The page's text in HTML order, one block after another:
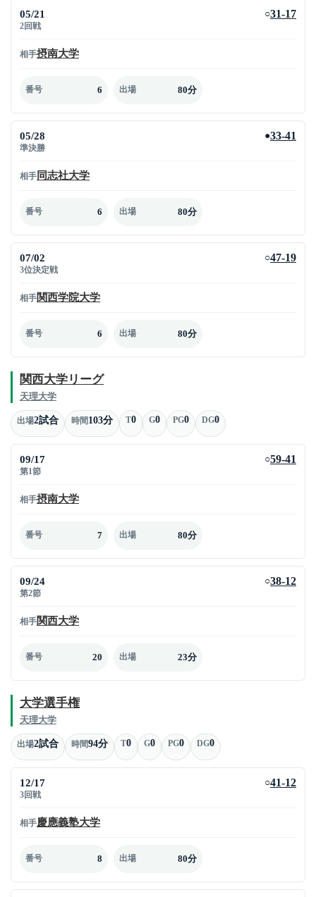
05/21
2回戦
○31-17
相手摂南大学
番号 6 出場 80分
05/28
準決勝
●33-41
相手 同志社大学
番号 6 出場 80分
07/02
3位決定戦
○47-19
相手関西学院大学
番号 6 出場 80分
関西大学リーグ
天理大学
出場2試合 時間103分 T0 G0 PG0 DG0
09/17
第1節
○59-41
相手摂南大学
番号 7 出場 80分
09/24
第2節
○38-12
相手関西大学
番号 20 出場 23分
大学選手権
天理大学
出場2試合 時間94分 T0 G0 PG0 DG0
12/17
3回戦
○41-12
相手慶應義塾大学
番号 8 出場 80分